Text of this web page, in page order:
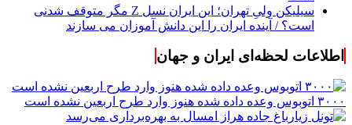
سیلیکن ولیِ تهران؛ این ایران نسل Z مگر متوقف شدنی
است؟ / آینده ایران را این دانش آموزان می سازند
اطلاعات لحظه‌ای ایران و جهان
۳۰۰۰ اتوبوس وعده داده شده هنوز وارد طرح اربعین نشده است